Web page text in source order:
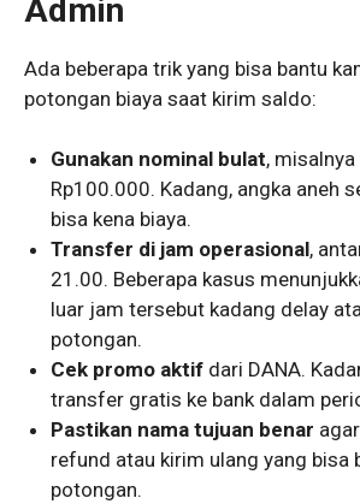
Admin
Ada beberapa trik yang bisa bantu
potongan biaya saat kirim saldo:
Gunakan nominal bulat,
Rp100.000. Kadang, angka aneh
bisa kena biaya.
Transfer di jam operasional,
21.00. Beberapa kasus
luar jam tersebut kadang delay
potongan.
Cek promo aktif dari DANA.
transfer gratis ke bank dalam
Pastikan nama tujuan benar
refund atau kirim ulang yang bisa
potongan.